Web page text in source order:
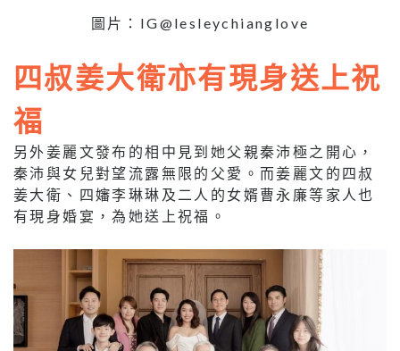
圖片：IG@lesleychianglove
四叔姜大衛亦有現身送上祝
福
另外姜麗文發布的相中見到她父親秦沛極之開心，
秦沛與女兒對望流露無限的父愛。而姜麗文的四叔
姜大衛、四嬸李琳琳及二人的女婿曹永廉等家人也
有現身婚宴，為 她送上祝福。